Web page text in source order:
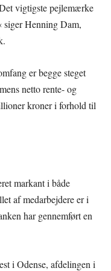
vigtigste pejlemærke
siger Henning Dam,
er begge steget
netto rente- og
kroner i forhold til
markant i både
af medarbejdere er i
har gennemført en
i Odense, afdelingen i